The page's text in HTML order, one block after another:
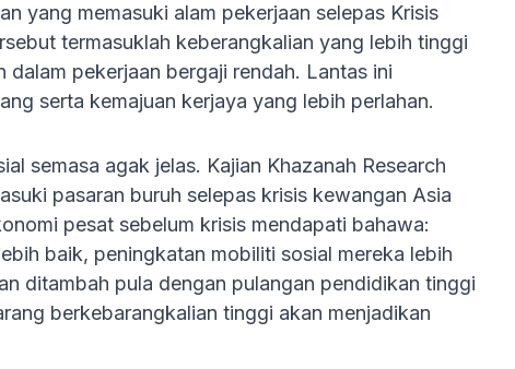
yang memasuki alam pekerjaan selepas Krisis
termasuklah keberangkalian yang lebih tinggi
pekerjaan bergaji rendah. Lantas ini
serta kemajuan kerjaya yang lebih perlahan.
semasa agak jelas. Kajian Khazanah Research
pasaran buruh selepas krisis kewangan Asia
pesat sebelum krisis mendapati bahawa:
baik, peningkatan mobiliti sosial mereka lebih
ditambah pula dengan pulangan pendidikan tinggi
berkebarangkalian tinggi akan menjadikan